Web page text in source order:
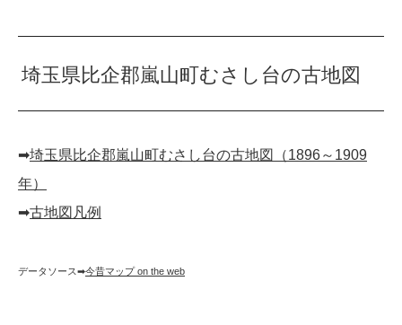
埼玉県比企郡嵐山町むさし台の古地図
➡︎埼玉県比企郡嵐山町むさし台の古地図（1896～1909
年）
➡︎古地図凡例
データソース➡︎今昔マップ on the web